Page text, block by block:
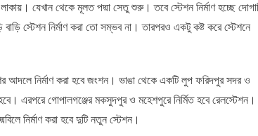
যেখান থেকে মূলত পদ্মা সেতু শুরু। তবে স্টেশন নির্মাণ হচ্ছে
স্টেশন নির্মাণ করা তো সম্ভব না। তারপরও একটু কষ্ট করে স্টেশনে
আদলে নির্মাণ করা হবে জংশন। ভাঙা থেকে একটি লুপ ফরিদপুর সদর ও
এরপরে গোপালগঞ্জের মকসুদপুর ও মহেশপুরে নির্মিত হবে রেলস্টেশন।
নির্মাণ করা হবে দুটি নতুন স্টেশন।